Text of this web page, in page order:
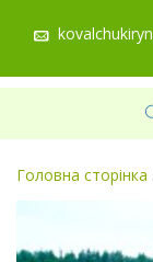
Головна сторінка